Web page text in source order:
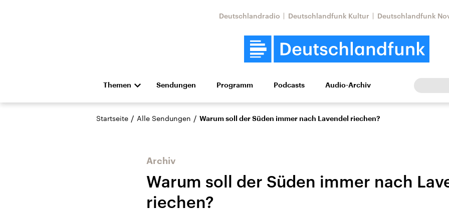
Deutschlandradio Deutschlandfunk Kultur Deutschlandfunk
Themen
Die Nachrichten Politik Wirtschaft Wissen Kultur Europa
Hörspiel und Feature Musik
Landtagswahl Sachsen-
USA
Sendungen Programm Podcasts Audio-Archiv
Startseite / Alle Sendungen / Warum soll der Süden immer nach Lavendel riechen?
Archiv
Warum soll der Süden immer nach
riechen?